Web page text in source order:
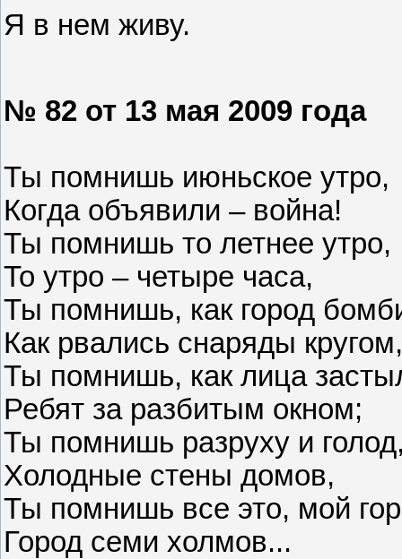
Я в нем живу.
№ 82 от 13 мая 2009 года
Ты помнишь июньское утро,
Когда объявили – война!
Ты помнишь то летнее утро,
То утро – четыре часа,
Ты помнишь, как город
Как рвались снаряды кругом,
Ты помнишь, как лица
Ребят за разбитым окном;
Ты помнишь разруху и
Холодные стены домов,
Ты помнишь все это, мой
Город семи холмов...